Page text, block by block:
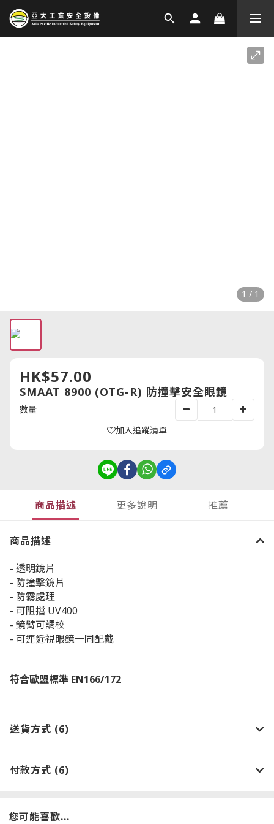
1 / 1
HK$57.00
SMAAT 8900 (OTG-R) 防撞擊安全眼鏡
數量
加入追蹤清單
商品描述 更多說明 推薦
商品描述
- 透明鏡片
- 防撞擊鏡片
- 防霧處理
- 可阻擋 UV400
- 鏡臂可調校
- 可連近視眼鏡一同配戴
符合歐盟標準 EN166/172
送貨方式 (6)
付款方式 (6)
您可能喜歡...